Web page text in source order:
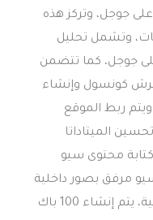
جوجل، وتركز هذه
خدمات، وتشمل تحليل
على جوجل، كما تتضمن
كونسول وإنشاء
ربط الموقع
الميتاداتا
محتوى سيو
ونشر 15 مقال سيو مرفق بصور داخلية
وصور غلاف، ولتعزيز الروابط الخارجية، يتم إنشاء 100 باك